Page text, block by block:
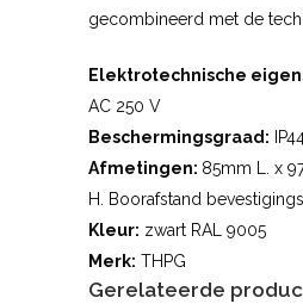
gecombineerd met de
Elektrotechnische
AC 250 V
Beschermingsgraad:
Afmetingen: 85mm L. x
H. Boorafstand
Kleur: zwart RAL 9005
Merk: THPG
Gerelateerde